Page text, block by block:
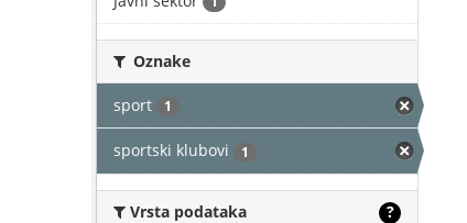
Oznake
sport 1
sportski klubovi 1
Vrsta podataka ?